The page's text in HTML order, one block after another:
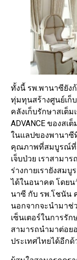
ทั้งนี้ รพ.พานาซียังก้
ทุ่มทุนสร้างศูนย์เก็
คลังเก็บรักษาสเต็
ADVANCE ของสเ
ในแลปของพานาซี
คุณภาพที่สมบูรณ์ที่
เจ็บป่วย เราสามา
ร่างกายเรายังสม
ได้ในอนาคต โดย
นาซี กับ รพ.โชนัน
นอกจากจะนำมาช่
เซ็นเตอร์ในการรั
สามารถนำมาต่อย
ประเทศไทยได้อีกด้